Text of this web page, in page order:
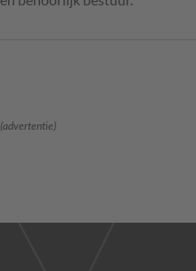
(advertentie)